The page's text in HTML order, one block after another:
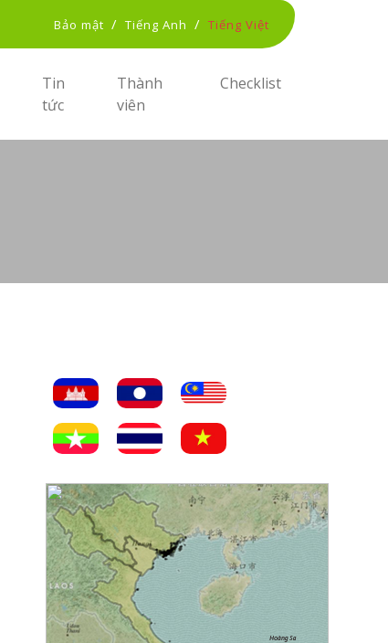
Bảo mật / Tiếng Anh / Tiếng Việt
Tin
tức
Thành
viên
Checklist